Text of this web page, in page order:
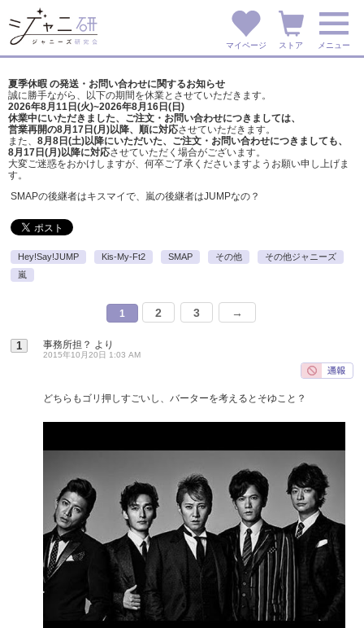
マイページ ストア メニュー
夏季休暇 の発送・お問い合わせに関するお知らせ
誠に勝手ながら、以下の期間を休業とさせていただきます。
2026年8月11日(火)~2026年8月16日(日)
休業中にいただきました、ご注文・お問い合わせにつきましては、
営業再開の8月17日(月)以降、順に対応させていただきます。
また、 8月8日(土)以降にいただいた、ご注文・ お問い合わせにつきましても、
8月17日(月)以降に対応させていただく場合がございます。
大変ご迷惑をおかけしますが、 何卒ご了承くださいますようお願い申し上げま
す。
SMAPの後継者はキスマイで、嵐の後継者はJUMPなの？
Hey!Say!JUMP Kis-My-Ft2 SMAP その他
その他ジャニーズ
嵐
1 2 3 →
1 事務所担？ より
2015年10月20日 1:03 AM
どちらもゴリ押しすごいし、バーターを考えるとそゆこと？